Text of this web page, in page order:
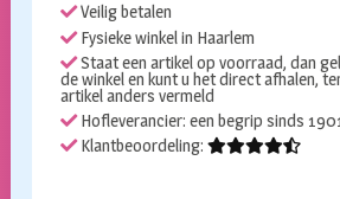
Veilig betalen
Fysieke winkel in Haarlem
Staat een artikel op voorraad, dan
de winkel en kunt u het direct afhalen,
artikel anders vermeld
Hofleverancier: een begrip sinds
Klantbeoordeling: